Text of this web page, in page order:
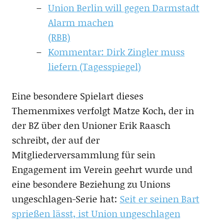
Union Berlin will gegen Darmstadt
Alarm machen
(RBB)
Kommentar: Dirk Zingler muss
liefern (Tagesspiegel)
Eine besondere Spielart dieses
Themenmixes verfolgt Matze Koch, der in
der BZ über den Unioner Erik Raasch
schreibt, der auf der
Mitgliederversammlung für sein
Engagement im Verein geehrt wurde und
eine besondere Beziehung zu Unions
ungeschlagen-Serie hat: Seit er seinen Bart
sprießen lässt, ist Union ungeschlagen